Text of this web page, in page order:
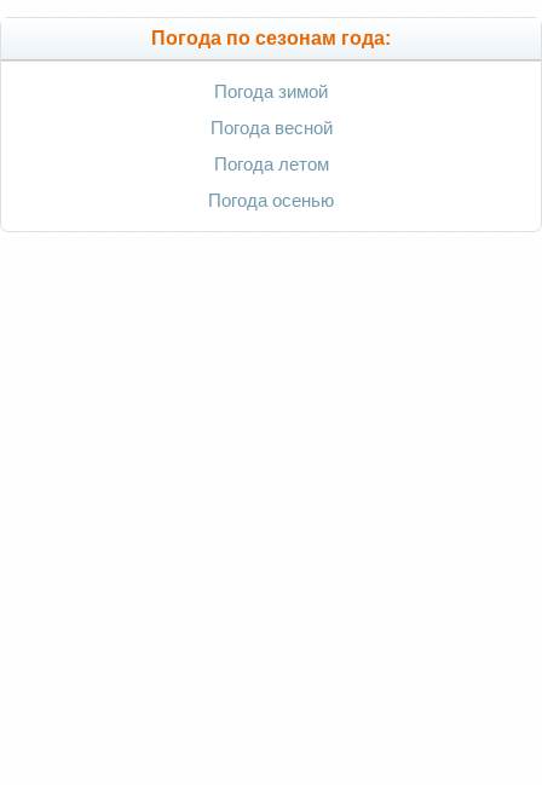
Погода по сезонам года:
Погода зимой
Погода весной
Погода летом
Погода осенью